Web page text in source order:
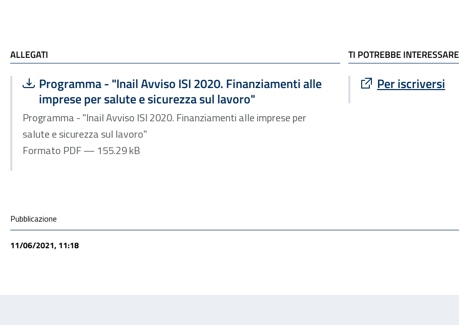
ALLEGATI e TI POTREBBE INTERESSARE
ALLEGATI
Scarica file:
Programma - "Inail Avviso ISI 2020. Finanziamenti alle
imprese per salute e sicurezza sul lavoro"
Formato PDF — Dimensione 155.29 kB
Programma - "Inail Avviso ISI 2020. Finanziamenti alle imprese per
salute e sicurezza sul lavoro"
Formato PDF — 155.29 kB
TI POTREBBE INTERESSARE
Per iscriversi
Sito esterno : apre
Condivisione social
Pubblicazione
11/06/2021, 11:18